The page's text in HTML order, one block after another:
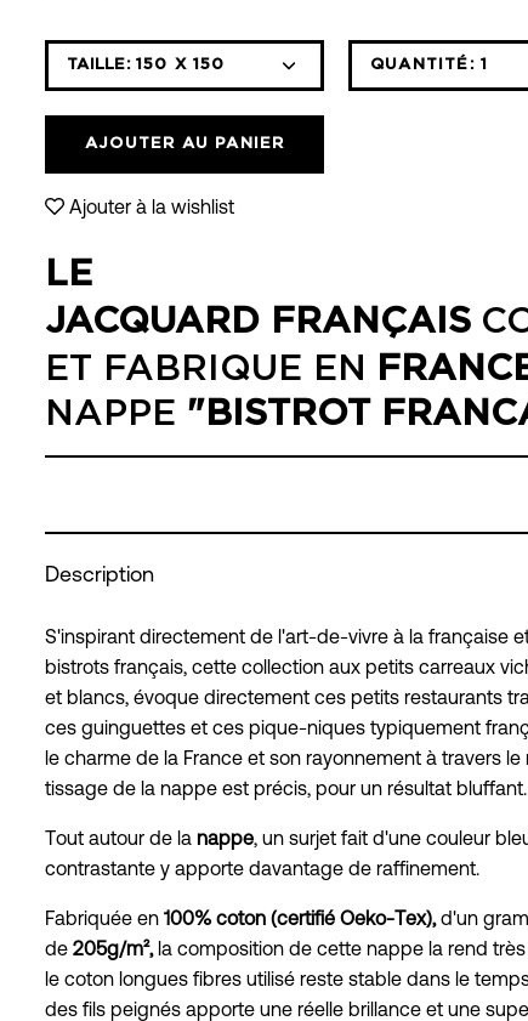
TAILLE: 150 X 150
Sélectionnez
la
liste
déroulante
des
variantes
QUANTITÉ: 1
AJOUTER AU PANIER
Ajouter à la wishlist
LE
JACQUARD FRANÇAIS
ET FABRIQUE EN
NAPPE "BISTROT
Description
S'inspirant directement de l'art-de-vivre à la française
bistrots français, cette collection aux petits carreaux
et blancs, évoque directement ces petits restaurants
ces guinguettes et ces pique-niques typiquement
le charme de la France et son rayonnement à travers le
tissage de la nappe est précis, pour un résultat bluffant.
Tout autour de la nappe, un surjet fait d'une couleur
contrastante y apporte davantage de raffinement.
Fabriquée en 100% coton (certifié Oeko-Tex), d'un
de 205g/m², la composition de cette nappe la rend
le coton longues fibres utilisé reste stable dans le
des fils peignés apporte une réelle brillance et une